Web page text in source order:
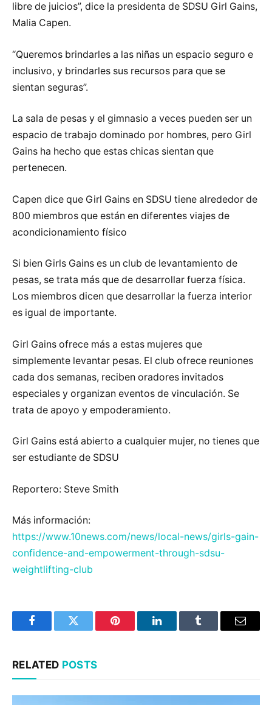
libre de juicios”, dice la presidenta de SDSU Girl Gains,
Malia Capen.
“Queremos brindarles a las niñas un espacio seguro e
inclusivo, y brindarles sus recursos para que se
sientan seguras”.
La sala de pesas y el gimnasio a veces pueden ser un
espacio de trabajo dominado por hombres, pero Girl
Gains ha hecho que estas chicas sientan que
pertenecen.
Capen dice que Girl Gains en SDSU tiene alrededor de
800 miembros que están en diferentes viajes de
acondicionamiento físico
Si bien Girls Gains es un club de levantamiento de
pesas, se trata más que de desarrollar fuerza física.
Los miembros dicen que desarrollar la fuerza interior
es igual de importante.
Girl Gains ofrece más a estas mujeres que
simplemente levantar pesas. El club ofrece reuniones
cada dos semanas, reciben oradores invitados
especiales y organizan eventos de vinculación. Se
trata de apoyo y empoderamiento.
Girl Gains está abierto a cualquier mujer, no tienes que
ser estudiante de SDSU
Reportero: Steve Smith
Más información:
https://www.10news.com/news/local-news/girls-gain-
confidence-and-empowerment-through-sdsu-
weightlifting-club
FacebookTwitter Pinterest LinkedInTumblr Email
RELATED POSTS